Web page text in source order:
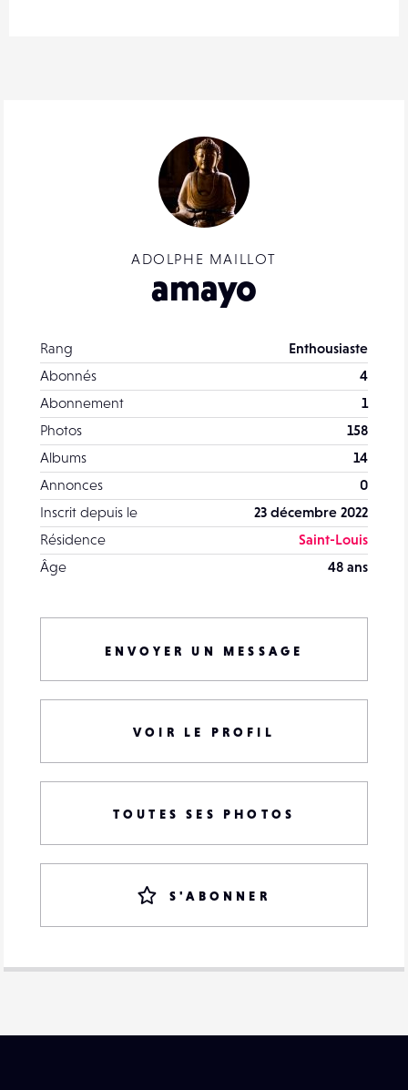
ADOLPHE MAILLOT
amayo
Rang
Enthousiaste
Abonnés
4
Abonnement
1
Photos
158
Albums
14
Annonces
0
Inscrit depuis le
23 décembre 2022
Résidence
Saint-Louis
Âge
48 ans
ENVOYER UN MESSAGE
VOIR LE PROFIL
TOUTES SES PHOTOS
S'ABONNER